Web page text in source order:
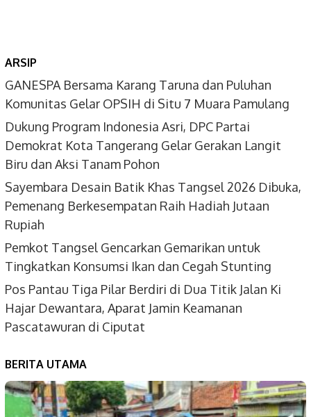
ARSIP
GANESPA Bersama Karang Taruna dan Puluhan
Komunitas Gelar OPSIH di Situ 7 Muara Pamulang
Dukung Program Indonesia Asri, DPC Partai
Demokrat Kota Tangerang Gelar Gerakan Langit
Biru dan Aksi Tanam Pohon
Sayembara Desain Batik Khas Tangsel 2026 Dibuka,
Pemenang Berkesempatan Raih Hadiah Jutaan
Rupiah
Pemkot Tangsel Gencarkan Gemarikan untuk
Tingkatkan Konsumsi Ikan dan Cegah Stunting
Pos Pantau Tiga Pilar Berdiri di Dua Titik Jalan Ki
Hajar Dewantara, Aparat Jamin Keamanan
Pascatawuran di Ciputat
BERITA UTAMA